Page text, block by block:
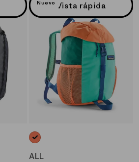
Nuevo Vista rápida
NARANJO_(PCHS)
ALL